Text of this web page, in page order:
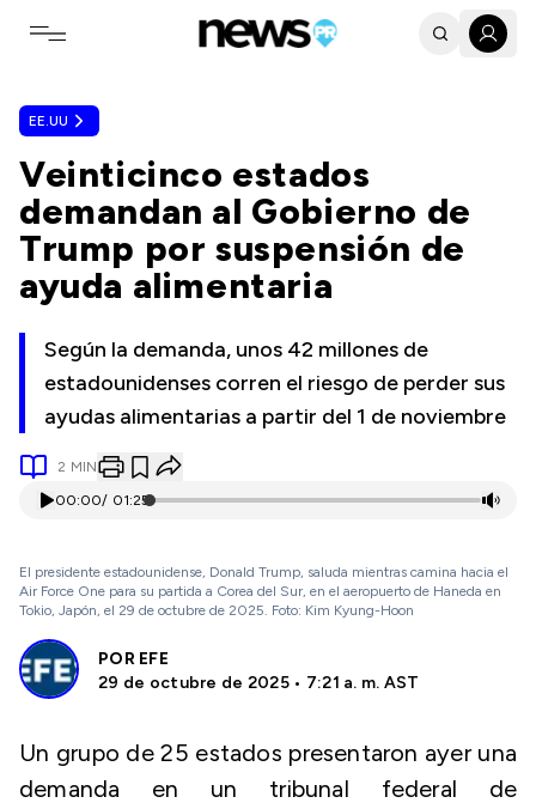
Toggle navigation menu
EE.UU
Veinticinco estados
demandan al Gobierno de
Trump por suspensión de
ayuda alimentaria
Según la demanda, unos 42 millones de
estadounidenses corren el riesgo de perder sus
ayudas alimentarias a partir del 1 de noviembre
2 MIN
00:00/ 01:25
El presidente estadounidense, Donald Trump, saluda mientras camina hacia el
Air Force One para su partida a Corea del Sur, en el aeropuerto de Haneda en
Tokio, Japón, el 29 de octubre de 2025. Foto: Kim Kyung-Hoon
POR EFE
29 de octubre de 2025 • 7:21 a. m. AST
Un grupo de 25 estados presentaron ayer una
demanda en un tribunal federal de